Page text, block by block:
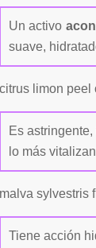
Un activo
suave,
citrus limon peel
Es
lo más
malva sylvestris
Tiene acción